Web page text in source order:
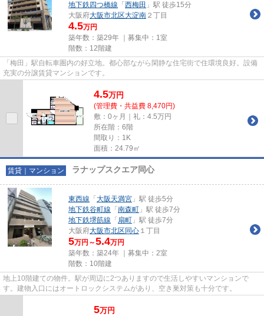
地下鉄四つ橋線 「 西梅田 」駅 徒歩15分
大阪府大阪市北区大淀南 ２丁目
4.5万円
築年数：築29年 ｜募集中： 1室
階数：12階建
「梅田」駅自転車圏内の好立地。都心部ながら閑静な住宅街で住環境良好。設備
充実の分譲賃貸マンションです。
4.5万円
(管理費・共益費 8,470円)
敷：0ヶ月｜礼：4.5万円
所在階：6階
間取り：1K
面積：24.79㎡
賃貸｜マンション ラナップスクエア同心
東西線 「 大阪天満宮 」駅 徒歩5分
地下鉄谷町線 「 南森町 」駅 徒歩7分
地下鉄堺筋線 「 扇町 」駅 徒歩7分
大阪府大阪市北区 同心 １丁目
5万円～5.4万円
築年数：築24年 ｜募集中： 2室
階数：10階建
地上10階建ての物件。駅が周辺に2つありますので生活しやすいマンションで
す。建物入口にはオートロックシステムがあり、空き巣対策も十分です。
5万円